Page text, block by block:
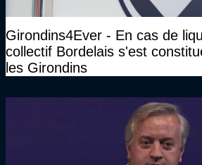
Girondins4Ever - En cas de
collectif Bordelais s'est
les Girondins